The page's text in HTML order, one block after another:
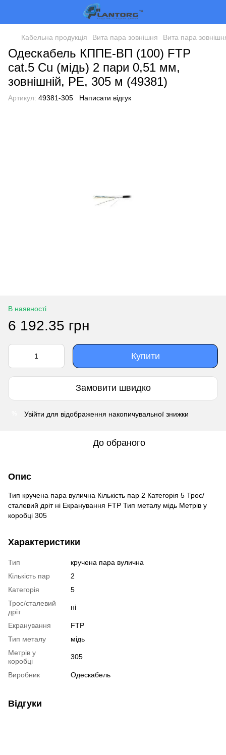
Кабельна продукція Вита пара зовнішня Вита пара
Одескабель КППЕ-ВП (100) FTP
cat.5 Cu (мідь) 2 пари 0,51 мм,
зовнішній, PE, 305 м (49381)
Артикул: 49381-305 Написати відгук
В наявності
6 192.35 грн
Купити
Замовити швидко
Увійти для відображення накопичувальної знижки
До обраного
Опис
Тип кручена пара вулична Кількість пар 2 Категорія 5 Трос/
сталевий дріт ні Екранування FTP Тип металу мідь Метрів у
коробці 305
Характеристики
Тип
кручена пара вулична
Кількість пар
2
Категорія
5
Трос/сталевий
дріт
ні
Екранування
FTP
Тип металу
мідь
Метрів у
коробці
305
Виробник Одескабель
Відгуки